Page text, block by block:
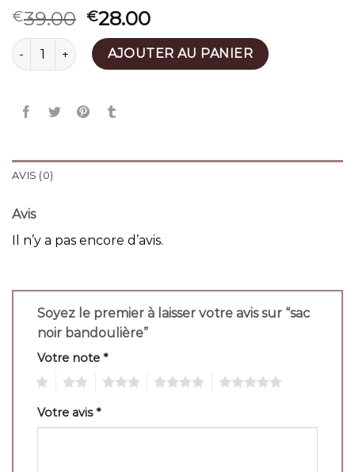
€39.00 €28.00
quantité de sac noir bandoulière
AJOUTER AU PANIER
AVIS (0)
Avis
Il n’y a pas encore d’avis.
Soyez le premier à laisser votre avis sur “sac
noir bandoulière”
Votre note *
Votre avis*